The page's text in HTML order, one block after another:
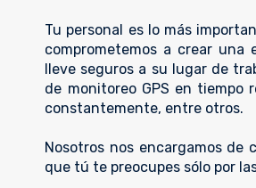
Tu personal es lo más
comprometemos a crear
lleve seguros a su lugar de
de monitoreo GPS en tiempo
constantemente, entre otros.
Nosotros nos encargamos de
que tú te preocupes sólo por